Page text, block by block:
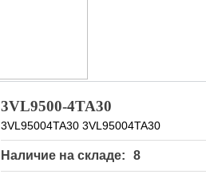
3VL9500-4TA30
3VL95004TA30 3VL95004TA30
Наличие на складе: 8